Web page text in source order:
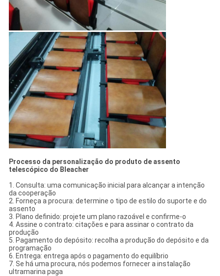
Processo da personalização do produto de assento
telescópico do Bleacher
1. Consulta: uma comunicação inicial para alcançar a intenção
da cooperação
2. Forneça a procura: determine o tipo de estilo do suporte e do
assento
3. Plano definido: projete um plano razoável e confirme-o
4. Assine o contrato: citações e para assinar o contrato da
produção
5. Pagamento do depósito: recolha a produção do depósito e da
programação
6. Entrega: entrega após o pagamento do equilíbrio
7. Se há uma procura, nós podemos fornecer a instalação
ultramarina paga